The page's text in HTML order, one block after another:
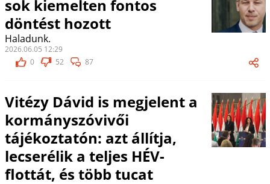
sok kiemelten fontos
döntést hozott
Haladunk.
2026.06.05 12:29
0
52 87
Vitézy Dávid is megjelent a
kormányszóvivői
tájékoztatón: azt állítja,
lecserélik a teljes HÉV-
flottát, és több tucat